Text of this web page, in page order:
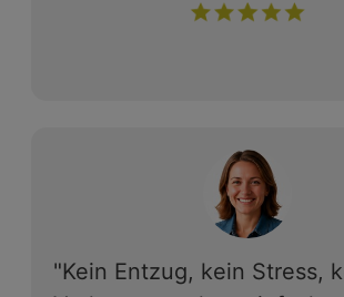
"Kein Entzug, kein Stress,